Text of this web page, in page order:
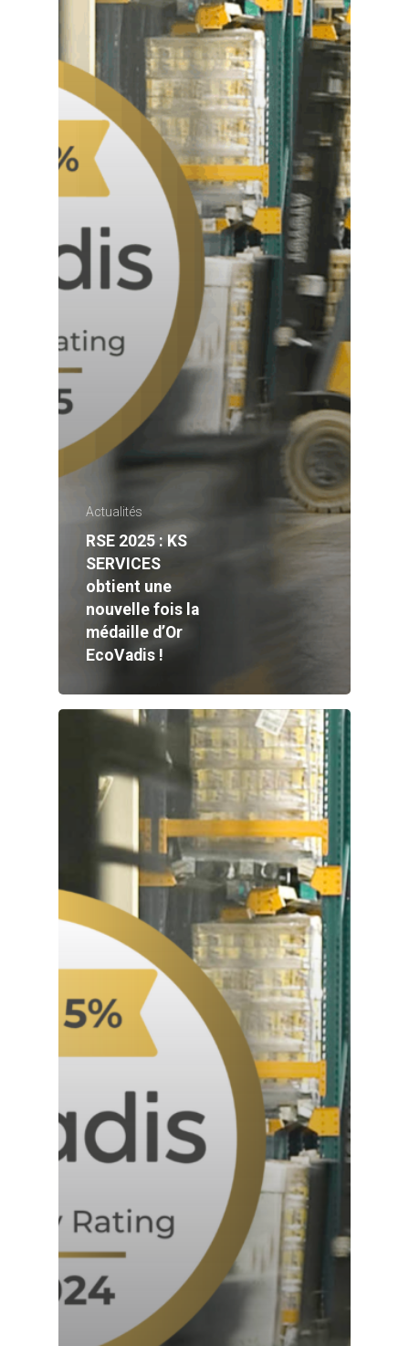
Actualités
RSE 2025 : KS
SERVICES
obtient une
nouvelle fois la
médaille d’Or
EcoVadis !